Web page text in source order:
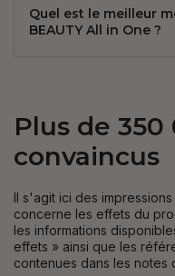
Quel est le meilleur
BEAUTY All in One ?
Plus de
convaincus
Il s'agit ici des
concerne les effets du
les informations
effets » ainsi que les
contenues dans les notes